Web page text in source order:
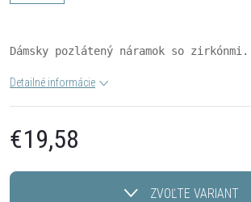
Dámsky pozlátený náramok so zirkónmi.
Detailné informácie
€19,58
cena:
ZVOĽTE VARIANT